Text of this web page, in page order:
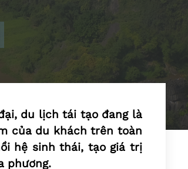
du lịch tái tạo đang là
của du khách trên toàn
hệ sinh thái, tạo giá trị
phương.